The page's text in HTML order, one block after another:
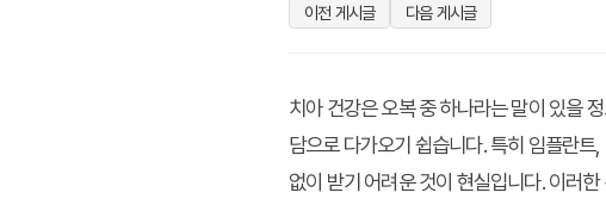
이전 게시글
다음 게시글
치아 건강은 오복 중 하나라는 말이 있을
담으로 다가오기 쉽습니다. 특히 임플란
없이 받기 어려운 것이 현실입니다. 이러